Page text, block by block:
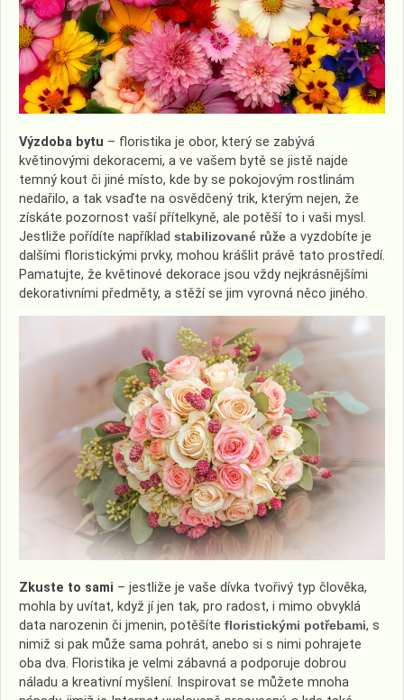
Výzdoba bytu – floristika je obor, který se zabývá
květinovými dekoracemi, a ve vašem bytě se jistě najde
temný kout či jiné místo, kde by se pokojovým rostlinám
nedařilo, a tak vsaďte na osvědčený trik, kterým nejen, že
získáte pozornost vaší přítelkyně, ale potěší to i vaši mysl.
Jestliže pořídíte například stabilizované růže a vyzdobíte je
dalšími floristickými prvky, mohou krášlit právě tato prostředí.
Pamatujte, že květinové dekorace jsou vždy nejkrásnějšími
dekorativními předměty, a stěží se jim vyrovná něco jiného.
Zkuste to sami – jestliže je vaše dívka tvořivý typ člověka,
mohla by uvítat, když jí jen tak, pro radost, i mimo obvyklá
data narozenin či jmenin, potěšíte floristickými potřebami, s
nimiž si pak může sama pohrát, anebo si s nimi pohrajete
oba dva. Floristika je velmi zábavná a podporuje dobrou
náladu a kreativní myšlení. Inspirovat se můžete mnoha